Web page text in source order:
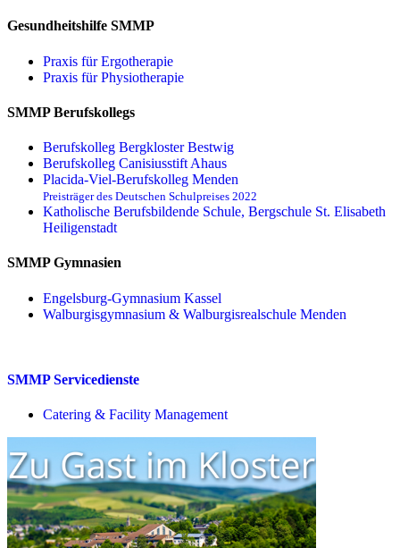
Gesundheitshilfe SMMP
Praxis für Ergo­therapie
Praxis für Physio­therapie
SMMP Berufskollegs
Berufskolleg Bergkloster Bestwig
Berufskolleg Canisiusstift Ahaus
Placida-Viel-Berufskolleg Menden
Preisträger des Deutschen Schulpreises 2022
Katholische Berufsbildende Schule, Bergschule St. Elisabeth
Heiligenstadt
SMMP Gymnasien
Engelsburg-Gymnasium Kassel
Walburgisgymnasium & Walburgisrealschule Menden
SMMP Servicedienste
Catering & Facility Management